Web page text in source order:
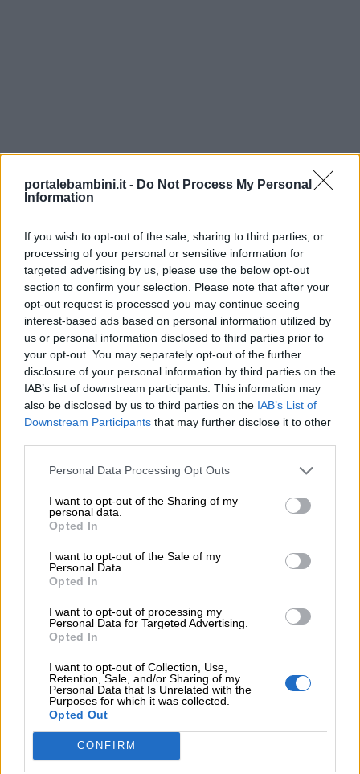
portalebambini.it - Do Not Process My Personal
Information
If you wish to opt-out of the sale, sharing to third parties, or
processing of your personal or sensitive information for
targeted advertising by us, please use the below opt-out
section to confirm your selection. Please note that after your
opt-out request is processed you may continue seeing
interest-based ads based on personal information utilized by
us or personal information disclosed to third parties prior to
your opt-out. You may separately opt-out of the further
disclosure of your personal information by third parties on the
IAB’s list of downstream participants. This information may
also be disclosed by us to third parties on the IAB’s List of
Downstream Participants that may further disclose it to other
Personal Data Processing Opt Outs
I want to opt-out of the Sharing of my
personal data.
Opted In
I want to opt-out of the Sale of my
Personal Data.
Opted In
I want to opt-out of processing my
Personal Data for Targeted Advertising.
Opted In
I want to opt-out of Collection, Use,
Retention, Sale, and/or Sharing of my
Personal Data that Is Unrelated with the
Purposes for which it was collected.
Opted Out
CONFIRM
Animali del bosco da colorare:
🟠Cinghiale
🟡Coniglio
🟢 Ghiro
🔵Gufo
🔴Lupo
🟠Orso
🟡 Picchio
🟢Riccio
🔵Scoiattolo
🟣Volpe
🔴Animali in letargo